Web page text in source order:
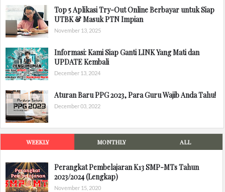
Top 5 Aplikasi Try-Out Online Berbayar untuk Siap
UTBK & Masuk PTN Impian
November 13, 2025
Informasi: Kami Siap Ganti LINK Yang Mati dan
UPDATE Kembali
December 13, 2024
Aturan Baru PPG 2023, Para Guru Wajib Anda Tahu!
December 03, 2022
WEEKLY MONTHLY ALL
Perangkat Pembelajaran K13 SMP-MTs Tahun
2023/2024 (Lengkap)
November 15, 2020